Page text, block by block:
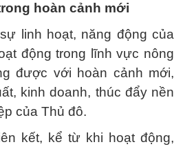
hoàn cảnh mới
linh hoạt, năng động của
động trong lĩnh vực nông
được với hoàn cảnh mới,
kinh doanh, thúc đẩy nền
của Thủ đô.
kết, kể từ khi hoạt động,